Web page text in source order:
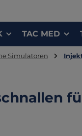
TAC MED
Simulatoren